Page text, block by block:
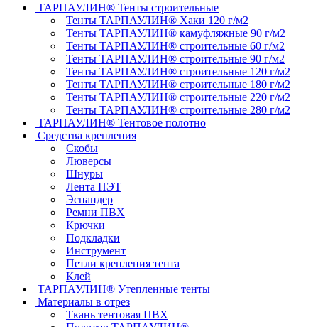
ТАРПАУЛИН® Тенты строительные
Тенты ТАРПАУЛИН® Хаки 120 г/м2
Тенты ТАРПАУЛИН® камуфляжные 90 г/м2
Тенты ТАРПАУЛИН® строительные 60 г/м2
Тенты ТАРПАУЛИН® строительные 90 г/м2
Тенты ТАРПАУЛИН® строительные 120 г/м2
Тенты ТАРПАУЛИН® строительные 180 г/м2
Тенты ТАРПАУЛИН® строительные 220 г/м2
Тенты ТАРПАУЛИН® строительные 280 г/м2
ТАРПАУЛИН® Тентовое полотно
Средства крепления
Скобы
Люверсы
Шнуры
Лента ПЭТ
Эспандер
Ремни ПВХ
Крючки
Подкладки
Инструмент
Петли крепления тента
Клей
ТАРПАУЛИН® Утепленные тенты
Материалы в отрез
Ткань тентовая ПВХ